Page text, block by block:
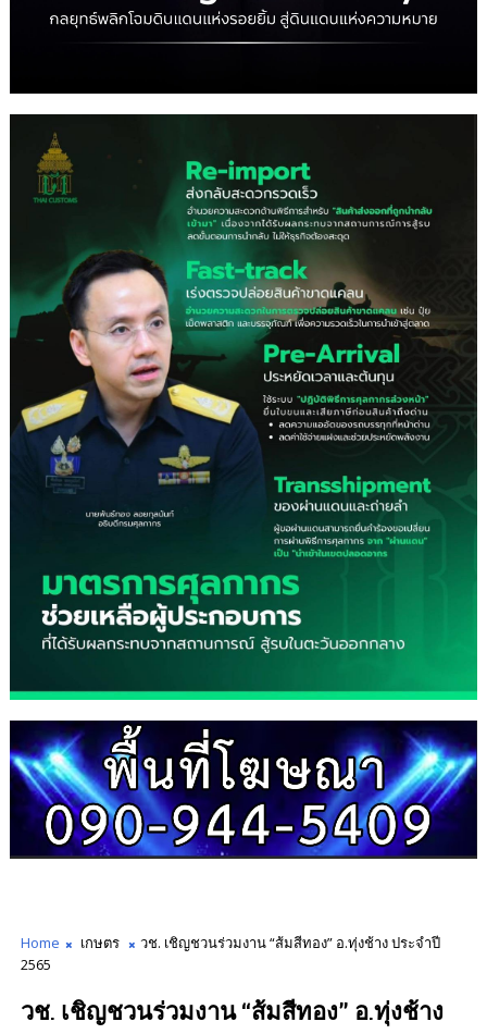
Home เกษตร
วช. เชิญชวนร่วมงาน “ส้มสีทอง” อ.ทุ่งช้าง ประจำปี
2565
วช. เชิญชวนร่วมงาน “ส้มสีทอง” อ.ทุ่งช้าง